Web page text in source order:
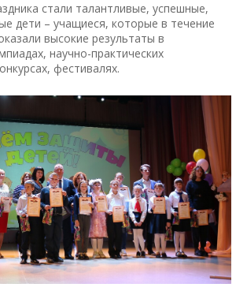
стали талантливые, успешные,
дети – учащиеся, которые в течение
высокие результаты в
научно-практических
фестивалях.